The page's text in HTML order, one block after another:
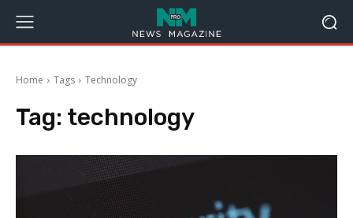
Home Tags Technology
Tag: technology